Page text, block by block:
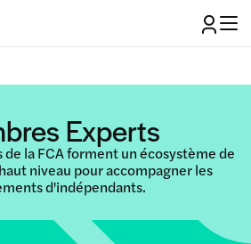
Experts
de la FCA forment un écosystème de
niveau pour accompagner les
d'indépendants.